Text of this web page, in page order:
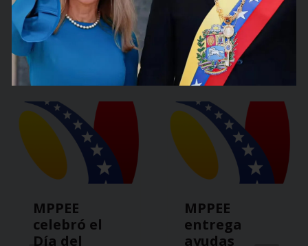
Publicaciones
Anteriores
MPPEE
celebró el
Día del
MPPEE
entrega
ayudas